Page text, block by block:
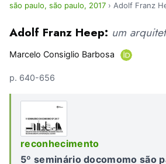
são paulo, são paulo, 2017 › Adolf Franz
Adolf Franz Heep: um
Marcelo Consiglio Barbosa
p. 640-656
reconhecimento
5º seminário docomomo são